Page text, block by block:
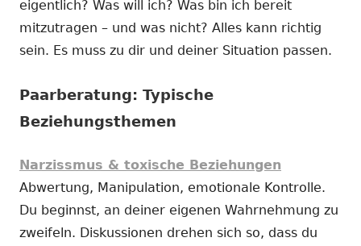
eigentlich? Was will ich? Was bin ich bereit
mitzutragen – und was nicht? Alles kann richtig
sein. Es muss zu dir und deiner Situation passen.
Paarberatung: Typische
Beziehungsthemen
Narzissmus & toxische Beziehungen
Abwertung, Manipulation, emotionale Kontrolle.
Du beginnst, an deiner eigenen Wahrnehmung zu
zweifeln. Diskussionen drehen sich so, dass du